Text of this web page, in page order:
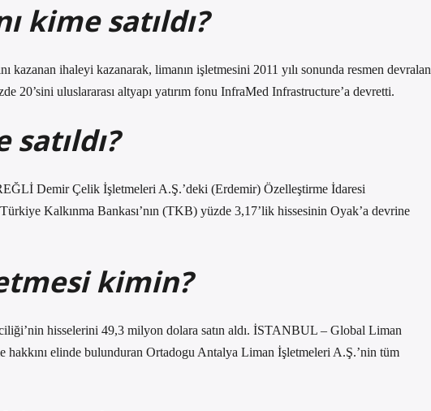
kime satıldı?
kazanan ihaleyi kazanarak, limanın işletmesini 2011 yılı sonunda resmen devralan
20’sini uluslararası altyapı yatırım fonu InfraMed Infrastructure’a devretti.
Demir Çelik İşletmeleri A.Ş.’deki (Erdemir) Özelleştirme İdaresi
Kalkınma Bankası’nın (TKB) yüzde 3,17’lik hissesinin Oyak’a devrine
kimin?
hisselerini 49,3 milyon dolara satın aldı. İSTANBUL – Global Liman
hakkını elinde bulunduran Ortadogu Antalya Liman İşletmeleri A.Ş.’nin tüm